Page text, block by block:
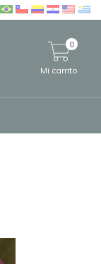
Mi carrito
0